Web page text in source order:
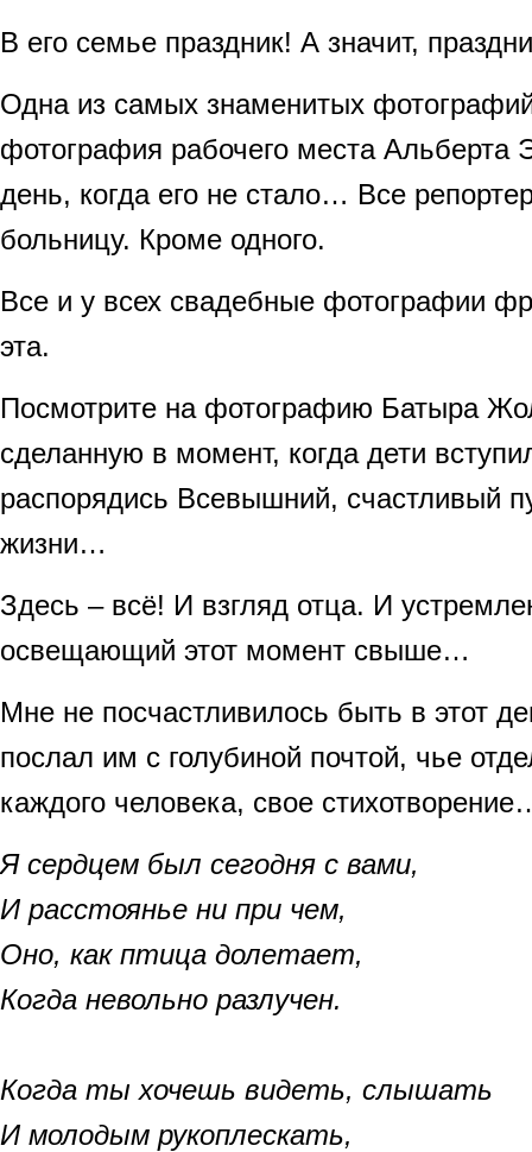
В его семье праздник! А значит,
Одна из самых знаменитых
фотография рабочего места Альберта
день, когда его не стало… Все
больницу. Кроме одного.
Все и у всех свадебные фотографии
эта.
Посмотрите на фотографию Батыра
сделанную в момент, когда дети
распорядись Всевышний, счастливый
жизни…
Здесь – всё! И взгляд отца. И
освещающий этот момент свыше…
Мне не посчастливилось быть в этот
послал им с голубиной почтой, чье
каждого человека, свое
Я сердцем был сегодня с вами,
И расстоянье ни при чем,
Оно, как птица долетает,
Когда невольно разлучен.
Когда ты хочешь видеть, слышать
И молодым рукоплескать,